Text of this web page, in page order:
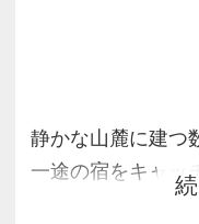
静かな山麓に建つ
一途の宿をキャッ
した料理と真心サ